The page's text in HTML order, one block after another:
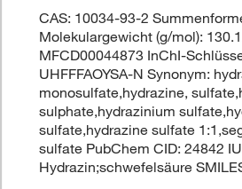
CAS: 10034-93-2
Molekulargewicht (g/mol):
MFCD00044873 InChI-
UHFFFAOYSA-N Synonym:
monosulfate,hydrazine,
sulphate,hydrazinium
sulfate,hydrazine sulfate
sulfate PubChem CID: 24842
Hydrazin;schwefelsäure